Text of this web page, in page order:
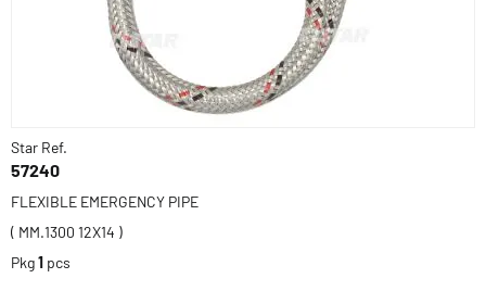
Star Ref.
57240
FLEXIBLE EMERGENCY PIPE
( MM.1300 12X14 )
Pkg1 pcs